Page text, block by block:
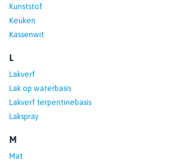
Kunststof
Keuken
Kassenwit
L
Lakverf
Lak op waterbasis
Lakverf terpentinebasis
Lakspray
M
Mat